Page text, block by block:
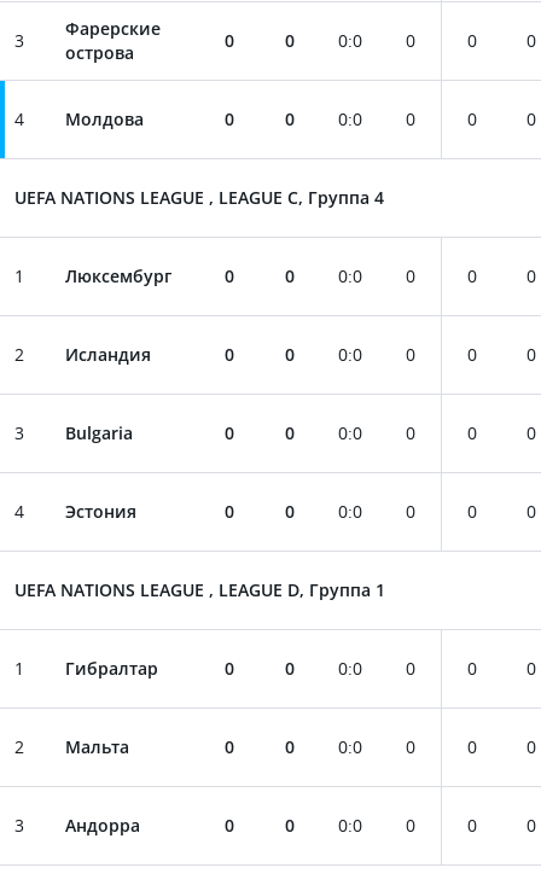
3
Фарерские
острова
0 0 0:0 0 0 0
4 Молдова 0 0 0:0 0 0 0
UEFA NATIONS LEAGUE , LEAGUE C, Группа 4
1 Люксембург 0 0 0:0 0 0 0
2 Исландия 0 0 0:0 0 0 0
3 Bulgaria 0 0 0:0 0 0 0
4 Эстония 0 0 0:0 0 0 0
UEFA NATIONS LEAGUE , LEAGUE D, Группа 1
1 Гибралтар 0 0 0:0 0 0 0
2 Мальта 0 0 0:0 0 0 0
3 Андорра 0 0 0:0 0 0 0